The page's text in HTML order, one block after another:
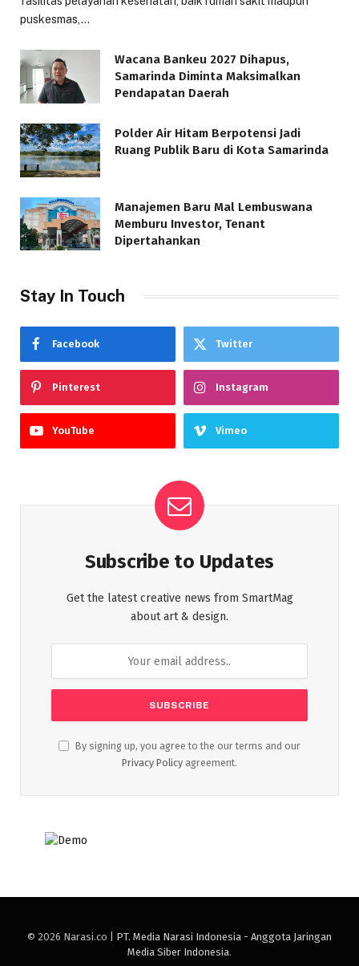
puskesmas,…
Wacana Bankeu 2027 Dihapus,
Samarinda Diminta Maksimalkan
Pendapatan Daerah
Polder Air Hitam Berpotensi Jadi
Ruang Publik Baru di Kota Samarinda
Manajemen Baru Mal Lembuswana
Memburu Investor, Tenant
Dipertahankan
Stay In Touch
Facebook Twitter
Pinterest Instagram
YouTube Vimeo
Subscribe to Updates
Get the latest creative news from SmartMag
about art & design.
By signing up, you agree to the our terms and our
Privacy Policy agreement.
© 2026 Narasi.co | PT. Media Narasi Indonesia - Anggota Jaringan
Media Siber Indonesia.